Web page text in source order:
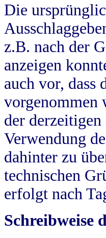
Die
z.B. nach der
anzeigen
auch vor,
vorgenommen
der
Verwendung
dahinter zu
technischen
erfolgt nach
Schreibweise